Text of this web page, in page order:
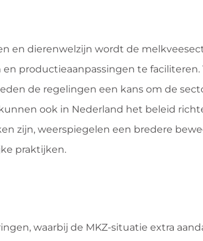
en dierenwelzijn wordt de
productieaanpassingen te faciliteren.
de regelingen een kans om de
ook in Nederland het beleid
zijn, weerspiegelen een bredere
praktijken.
waarbij de MKZ-situatie extra